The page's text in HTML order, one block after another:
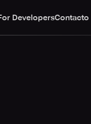
DevelopersContacto